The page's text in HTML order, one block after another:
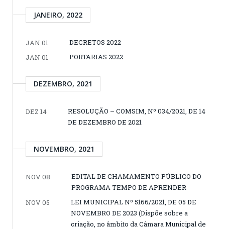
JANEIRO, 2022
JAN 01
DECRETOS 2022
JAN 01
PORTARIAS 2022
DEZEMBRO, 2021
DEZ 14
RESOLUÇÃO – COMSIM, Nº 034/2021, DE 14
DE DEZEMBRO DE 2021
NOVEMBRO, 2021
NOV 08
EDITAL DE CHAMAMENTO PÚBLICO DO
PROGRAMA TEMPO DE APRENDER
NOV 05
LEI MUNICIPAL Nº 5166/2021, DE 05 DE
NOVEMBRO DE 2023 (Dispõe sobre a
criação, no âmbito da Câmara Municipal de